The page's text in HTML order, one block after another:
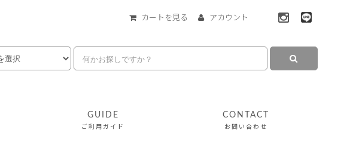
カートを見る アカウント
GUIDE
ご利用ガイド
CONTACT
お問い合わせ